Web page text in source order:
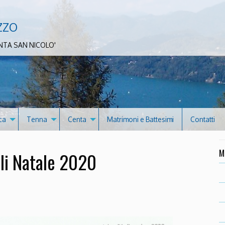
SAN NICOLO'
Tenna Centa Matrimoni e Battesimi Contatti
Natale 2020